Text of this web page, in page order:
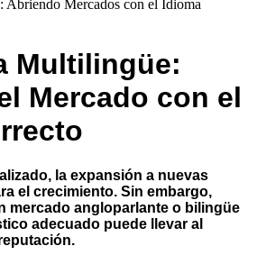
Multilingüe:
Mercado con el
la expansión a nuevas
el crecimiento. Sin embargo,
mercado angloparlante o bilingüe
adecuado puede llevar al